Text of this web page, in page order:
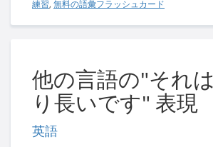
練習, 無料の語彙フラッシュカード
他の言語の"それ
り長いです" 表現
英語